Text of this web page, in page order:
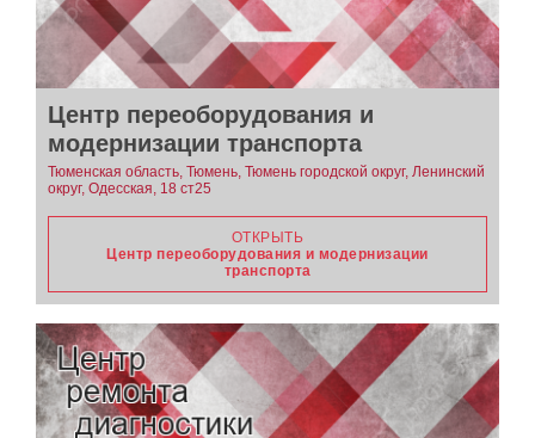
Центр переоборудования и
модернизации транспорта
Тюменская область, Тюмень, Тюмень городской округ, Ленинский
округ, Одесская, 18 ст25
ОТКРЫТЬ
Центр переоборудования и модернизации
транспорта